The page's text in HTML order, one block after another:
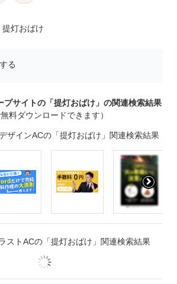
提灯おばけ
る
プサイトの「提灯おばけ」の関連検索結果
料ダウンロードできます）
ザインACの「提灯おばけ」関連検索結果
ストACの「提灯おばけ」関連検索結果